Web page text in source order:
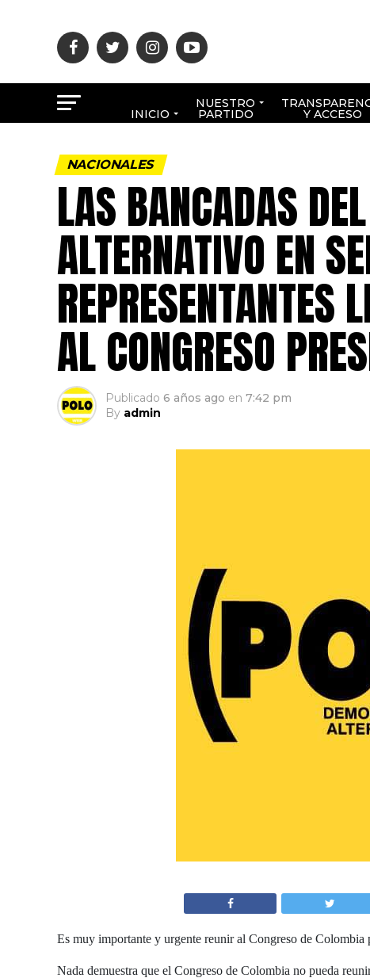
INICIO
NUESTRO
PARTIDO Y ACCESO
NACIONALES
LAS BANCADAS
ALTERNATIVO EN
AL CONGRESO
Publicado 6 años ago en 7:42 pm
By admin
Es muy importante y urgente reunir al Congreso de
Nada demuestra que el Congreso de Colombia no pueda